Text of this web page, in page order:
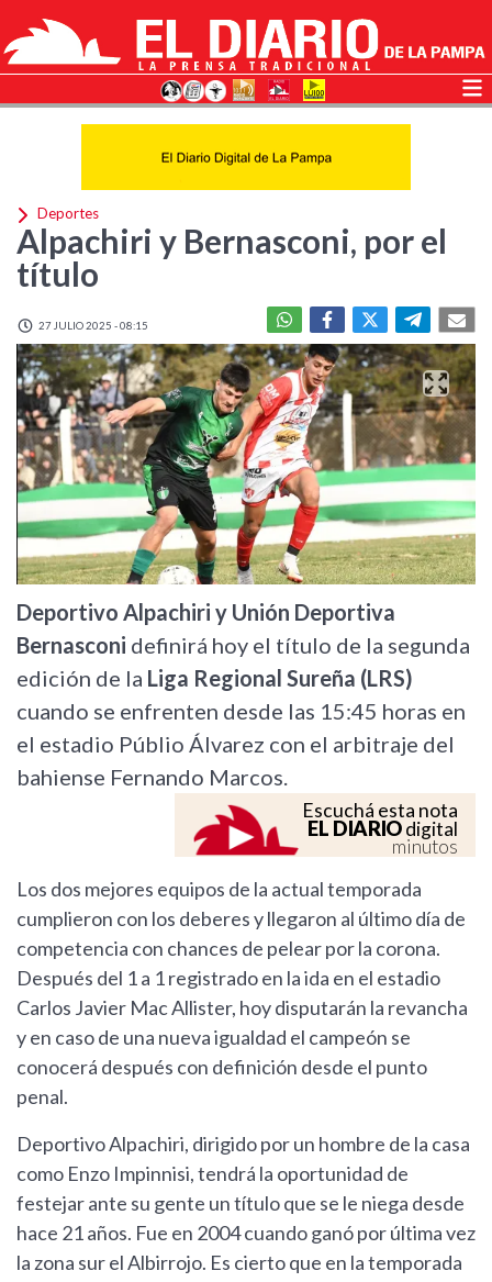
Deportes
Alpachiri y Bernasconi, por el
título
27 JULIO 2025 - 08:15
Deportivo Alpachiri y Unión Deportiva
Bernasconi definirá hoy el título de la segunda
edición de la Liga Regional Sureña (LRS)
cuando se enfrenten desde las 15:45 horas en
el estadio Públio Álvarez con el arbitraje del
bahiense Fernando Marcos.
Escuchá esta nota
EL DIARIOdigital
minutos
Los dos mejores equipos de la actual temporada
cumplieron con los deberes y llegaron al último día de
competencia con chances de pelear por la corona.
Después del 1 a 1 registrado en la ida en el estadio
Carlos Javier Mac Allister, hoy disputarán la revancha
y en caso de una nueva igualdad el campeón se
conocerá después con definición desde el punto
penal.
Deportivo Alpachiri, dirigido por un hombre de la casa
como Enzo Impinnisi, tendrá la oportunidad de
festejar ante su gente un título que se le niega desde
hace 21 años. Fue en 2004 cuando ganó por última vez
la zona sur el Albirrojo. Es cierto que en la temporada